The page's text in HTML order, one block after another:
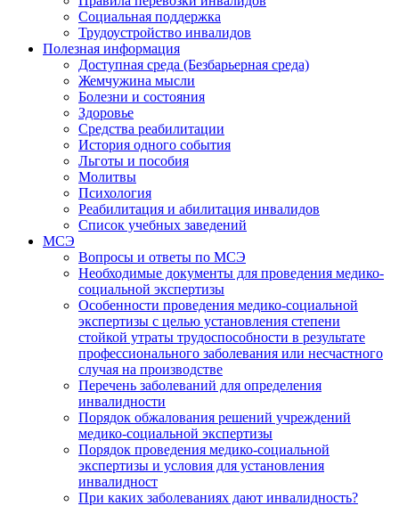
Социальная поддержка
Трудоустройство инвалидов
Полезная информация
Доступная среда (Безбарьерная среда)
Жемчужина мысли
Болезни и состояния
Здоровье
Средства реабилитации
История одного события
Льготы и пособия
Молитвы
Психология
Реабилитация и абилитация инвалидов
Список учебных заведений
МСЭ
Вопросы и ответы по МСЭ
Необходимые документы для проведения медико-
социальной экспертизы
Особенности проведения медико-социальной
экспертизы с целью установления степени
стойкой утраты трудоспособности в результате
профессионального заболевания или несчастного
случая на производстве
Перечень заболеваний для определения
инвалидности
Порядок обжалования решений учреждений
медико-социальной экспертизы
Порядок проведения медико-социальной
экспертизы и условия для установления
инвалидност
При каких заболеваниях дают инвалидность?